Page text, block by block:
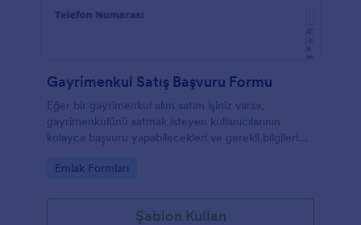
Gayrimenkul Satış Başvuru Formu
Eğer bir gayrimenkul alım satım işiniz varsa,
gayrimenkulünü satmak isteyen kullanıcılarının
kolayca başvuru yapabilecekleri ve gerekli bilgileri
Go to Category:
Emlak Formları
Şablon Kullan